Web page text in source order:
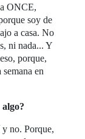
ONCE,
soy de
a casa. No
ni nada... Y
porque,
en
no. Porque,